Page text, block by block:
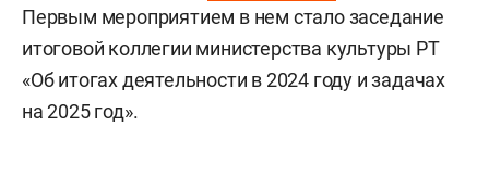
Первым мероприятием в нем стало заседание
итоговой коллегии министерства культуры РТ
«Об итогах деятельности в 2024 году и задачах
на 2025 год».